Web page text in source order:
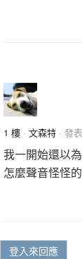
1 樓 · 文森特 · 發
我一開始還以
怎麼聲音怪怪
登入來回應